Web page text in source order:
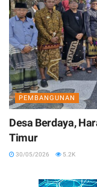
PEMBANGUNAN
Desa Berdaya,
Timur
30/05/2026 5.2K